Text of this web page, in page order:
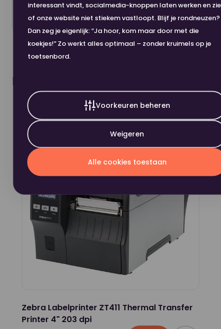
interessant vindt, socialmedia-knoppen laten werken en
of onze website niet stiekem vastloopt. Blijf je rondneuzen?
Dan zeg je eigenlijk: “Ja hoor, kom maar door met die
koekjes!” Zo werkt alles optimaal – zonder kruimels op je
toetsenbord.
Voorkeuren beheren
Weigeren
Alle cookies toestaan
In winkelwagen
Dit heb je eerder bekeken
Zebra Labelprinter ZT411 Thermal Transfer
Printer 4" 203 dpi